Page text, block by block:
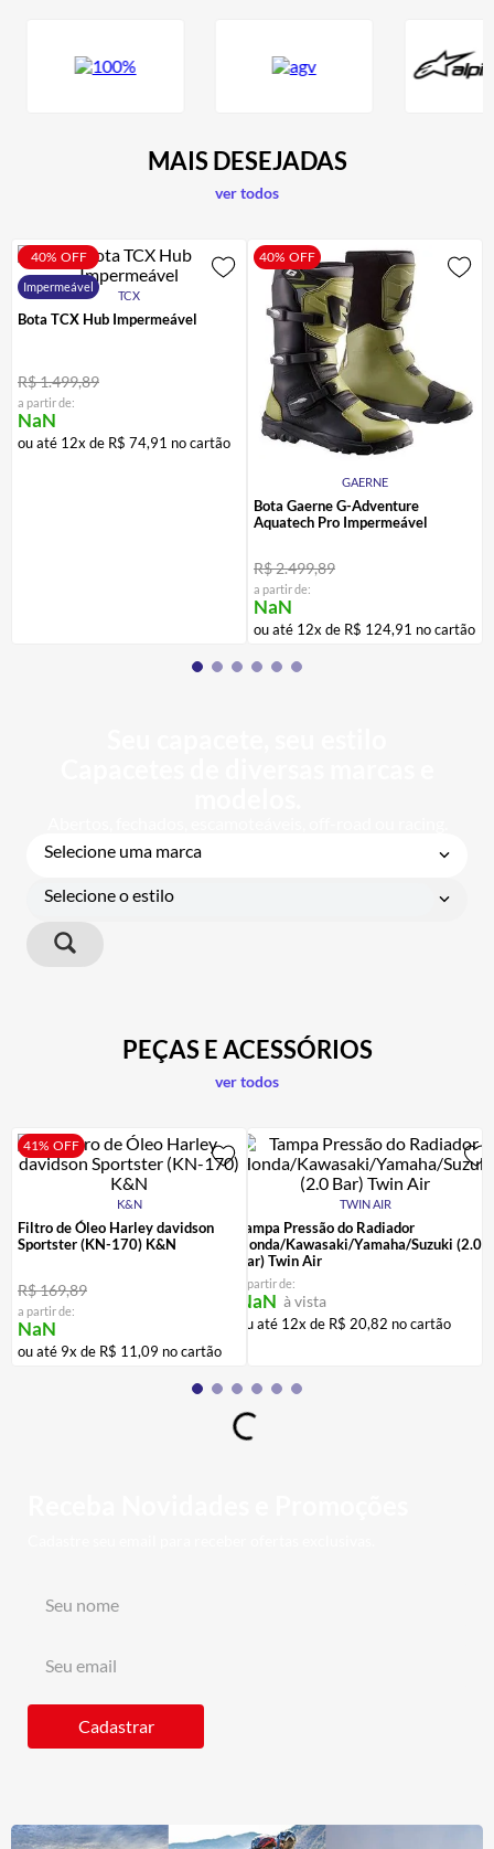
MAIS DESEJADAS
ver todos
40% OFF
Impermeável
TCX
Bota TCX Hub Impermeável
R$1.499,89
a partir de:
NaN
ou até 12x de R$ 74,91 no cartão
40% OFF
GAERNE
Bota Gaerne G-Adventure
Aquatech Pro Impermeável
R$2.499,89
a partir de:
NaN
ou até 12x de R$ 124,91 no cartão
Selecione uma marca
Selecione o estilo
PEÇAS E ACESSÓRIOS
ver todos
41% OFF
K&N
Filtro de Óleo Harley davidson
Sportster (KN-170) K&N
R$169,89
a partir de:
NaN
ou até 9x de R$ 11,09 no cartão
TWIN AIR
Tampa Pressão do Radiador
Honda/Kawasaki/Yamaha/Suzuki (2.0
Bar) Twin Air
a partir de:
NaN à vista
ou até 12x de R$ 20,82 no cartão
Cadastrar